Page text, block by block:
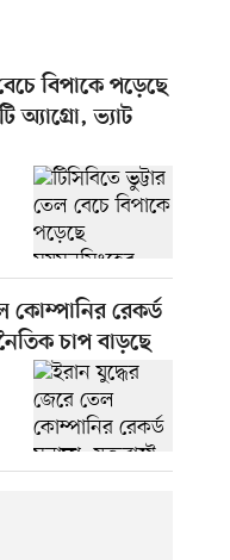
বিপাকে পড়েছে
অ্যাগ্রো, ভ্যাট
কোম্পানির রেকর্ড
চাপ বাড়ছে